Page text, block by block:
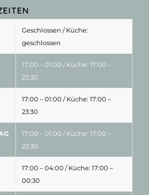
Geschlossen / Küche:
geschlossen
17:00 – 01:00 / Küche: 17:00 –
23:30
17:00 – 01:00 / Küche: 17:00 –
23:30
17:00 – 01:00 / Küche: 17:00 –
23:30
17:00 – 04:00 / Küche: 17:00 –
00:30